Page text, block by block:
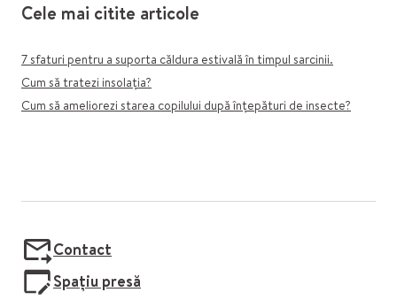
Cele mai citite articole
7 sfaturi pentru a suporta căldura estivală în timpul sarcinii.
Cum să tratezi insolația?
Cum să ameliorezi starea copilului după înțepături de insecte?
Contact
Spațiu presă